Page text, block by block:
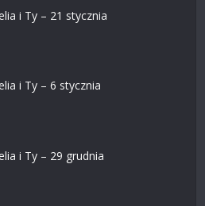
i Ty – 21 stycznia
i Ty – 6 stycznia
i Ty – 29 grudnia